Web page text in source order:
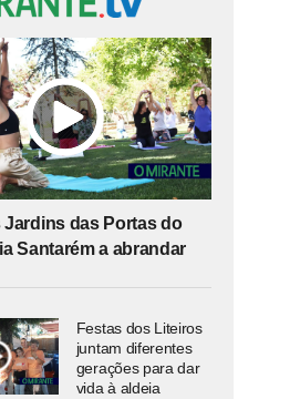
Jardins das Portas do
Santarém a abrandar
Festas dos Liteiros
juntam diferentes
gerações para dar
vida à aldeia